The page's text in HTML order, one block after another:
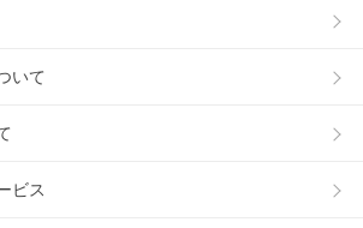
いて
ビス